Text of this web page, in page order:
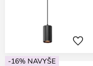
-16% NAVYŠE